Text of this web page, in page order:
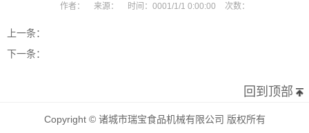
作者： 来源： 时间： 0001/1/1 0:00:00 次数：
上一条：
下一条：
回到顶部
Copyright © 诸城市瑞宝食品机械有限公司 版权所有